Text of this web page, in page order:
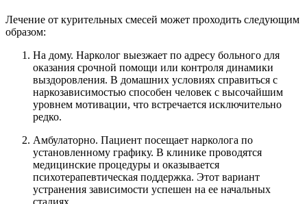
Лечение от курительных смесей может проходить следующим
образом:
На дому. Нарколог выезжает по адресу больного для
оказания срочной помощи или контроля динамики
выздоровления. В домашних условиях справиться с
наркозависимостью способен человек с высочайшим
уровнем мотивации, что встречается исключительно
редко.
Амбулаторно. Пациент посещает нарколога по
установленному графику. В клинике проводятся
медицинские процедуры и оказывается
психотерапевтическая поддержка. Этот вариант
устранения зависимости успешен на ее начальных
стадиях.